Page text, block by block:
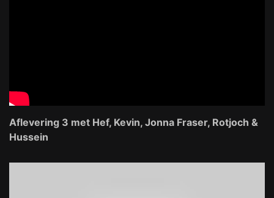
Aflevering 3 met Hef, Kevin, Jonna Fraser, Rotjoch &
Hussein